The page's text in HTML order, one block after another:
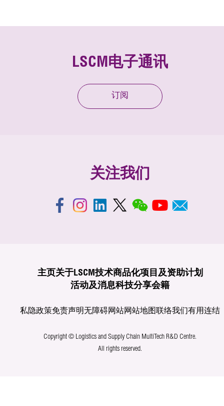
LSCM电子通讯
订阅
关注我们
主页关于LSCM技术商品化项目及资助计划
活动及消息科技分享会籍
私隐政策免责声明无障碍网站网站地图联络我们有用连结
Copyright © Logistics and Supply Chain MultiTech R&D Centre.
All rights reserved.